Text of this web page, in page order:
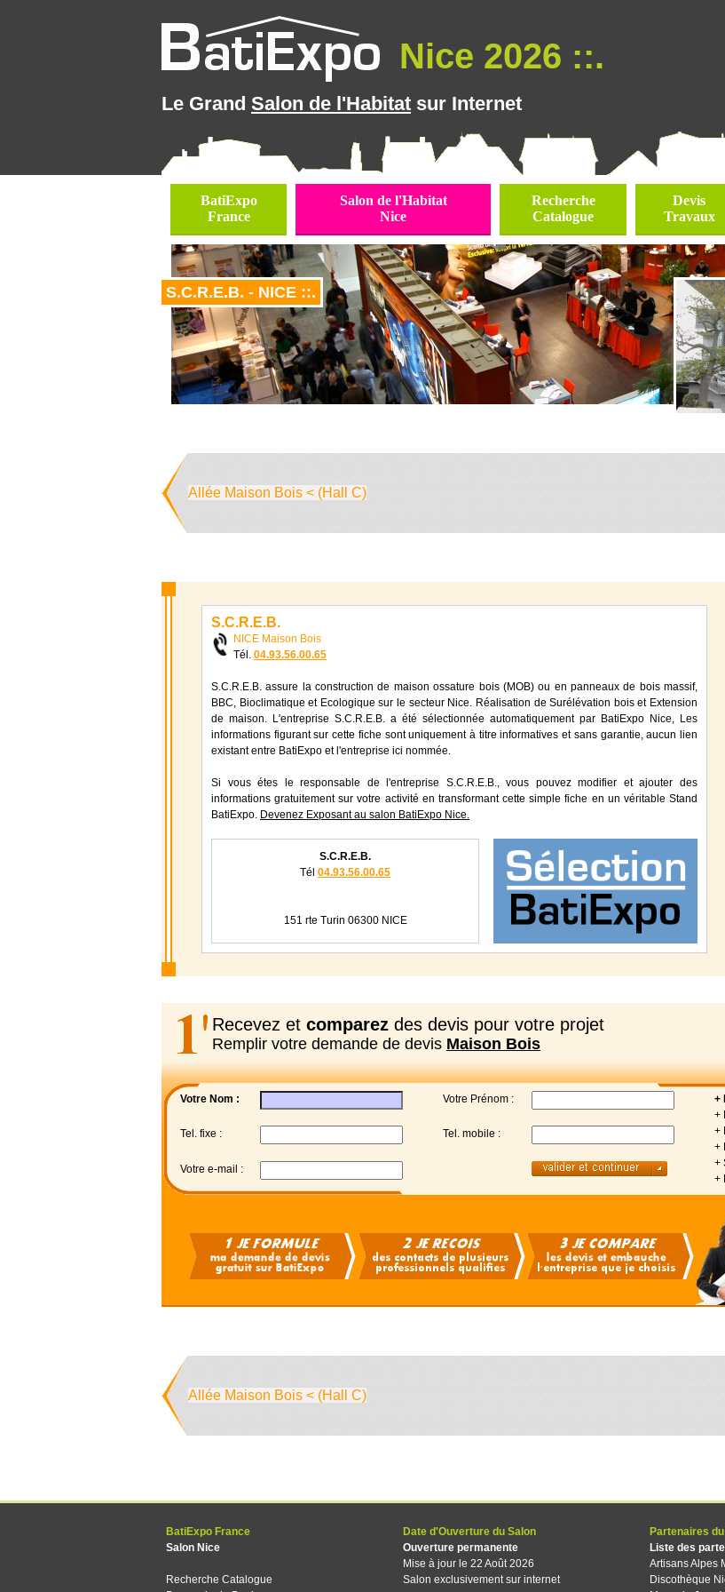
Nice 2026 ::.
Le Grand Salon de l'Habitat sur Internet
BatiExpo
France
Salon de l'Habitat
Nice
Recherche
Catalogue
Devis
Travaux
S.C.R.E.B. - NICE ::.
Allée Maison Bois < (Hall C)
S.C.R.E.B.
NICE Maison Bois
Tél. 04.93.56.00.65
S.C.R.E.B. assure la construction de maison ossature bois (MOB) ou en panneaux de bois massif,
BBC, Bioclimatique et Ecologique sur le secteur Nice. Réalisation de Surélévation bois et Extension
de maison. L'entreprise S.C.R.E.B. a été sélectionnée automatiquement par BatiExpo Nice, Les
informations figurant sur cette fiche sont uniquement à titre informatives et sans garantie, aucun lien
existant entre BatiExpo et l'entreprise ici nommée.
Si vous étes le responsable de l'entreprise S.C.R.E.B., vous pouvez modifier et ajouter des
informations gratuitement sur votre activité en transformant cette simple fiche en un véritable Stand
BatiExpo. Devenez Exposant au salon BatiExpo Nice.
S.C.R.E.B.
Tél 04.93.56.00.65
151 rte Turin 06300 NICE
Recevez et comparez des devis pour votre projet
Remplir votre demande de devis Maison Bois
Votre Nom : Votre Prénom :
+
+
+
+
+
+
Tel. fixe : Tel. mobile :
Votre e-mail :
Allée Maison Bois < (Hall C)
BatiExpo France
Salon Nice
Recherche Catalogue
Date d'Ouverture du Salon
Ouverture permanente
Mise à jour le 22 Août 2026
Salon exclusivement sur internet
Partenaires
Liste des
Artisans Alpes
Discothèque